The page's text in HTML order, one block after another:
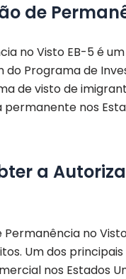
de
no Visto EB-5 é
Programa de
de visto de
nos
a
no
Um dos
nos Estados